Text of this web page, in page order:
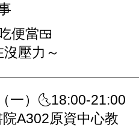
便當🍱
壓力～
一）🌜18:00-21:00
A302原資中心教